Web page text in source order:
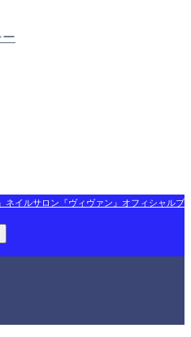
ネイルサロン『ヴィヴァン』オフィシャルブ